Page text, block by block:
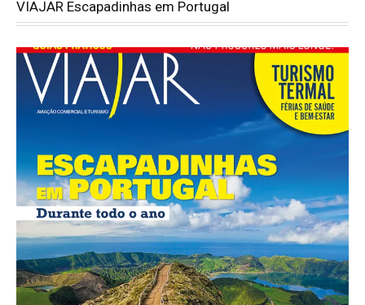
VIAJAR Escapadinhas em Portugal